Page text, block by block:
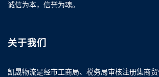
诚信为本，信誉为魂。
关于我们
凯晟物流是经市工商局、税务局审核注册集商